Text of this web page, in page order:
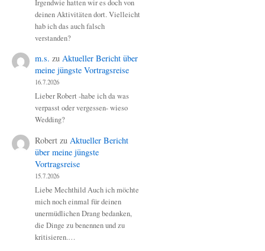
Irgendwie hatten wir es doch von
deinen Aktivitäten dort. Vielleicht
hab ich das auch falsch
verstanden?
m.s. zu Aktueller Bericht über
meine jüngste Vortragsreise
16.7.2026
Lieber Robert -habe ich da was
verpasst oder vergessen- wieso
Wedding?
Robert zu Aktueller Bericht
über meine jüngste
Vortragsreise
15.7.2026
Liebe Mechthild Auch ich möchte
mich noch einmal für deinen
unermüdlichen Drang bedanken,
die Dinge zu benennen und zu
kritisieren.…